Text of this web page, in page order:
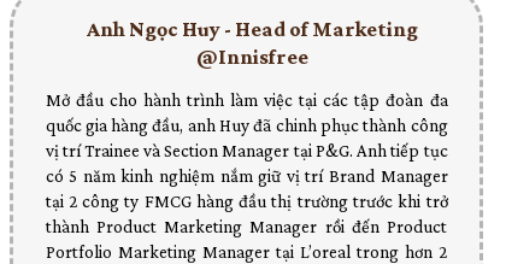
Mở đầu cho hành trình làm việc tại các tập đoàn đa
quốc gia hàng đầu, anh Huy đã chinh phục thành công
vị trí Trainee và Section Manager tại P&G. Anh tiếp tục
có 5 năm kinh nghiệm nắm giữ vị trí Brand Manager
tại 2 công ty FMCG hàng đầu thị trường trước khi trở
thành Product Marketing Manager rồi đến Product
Portfolio Marketing Manager tại L’oreal trong hơn 2
Anh Ngọc Huy - Head of Marketing
@Innisfree